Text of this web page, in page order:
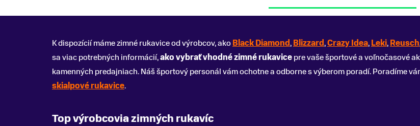
K dispozícií máme zimné rukavice od výrobcov, akoBlack Diamond,Blizzard,Crazy Idea,Leki,Reusch
sa viac potrebných informácií,ako vybrať vhodné zimné rukavicepre vaše športové a voľnočasové
kamenných predajniach. Náš športový personál vám ochotne a odborne s výberom poradí. Poradíme
skialpové rukavice.
Top výrobcovia zimných rukavíc